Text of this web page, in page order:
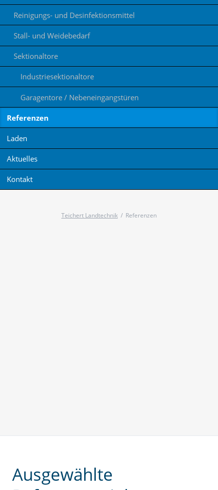
Reinigungs- und Desinfektionsmittel
Stall- und Weidebedarf
Sektionaltore
Industriesektionaltore
Garagentore / Nebeneingangstüren
Referenzen
Laden
Aktuelles
Kontakt
Teichert Landtechnik Referenzen
Ausgewählte